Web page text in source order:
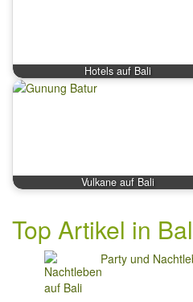
Hotels auf Bali
Vulkane auf Bali
Top Artikel in
Party und